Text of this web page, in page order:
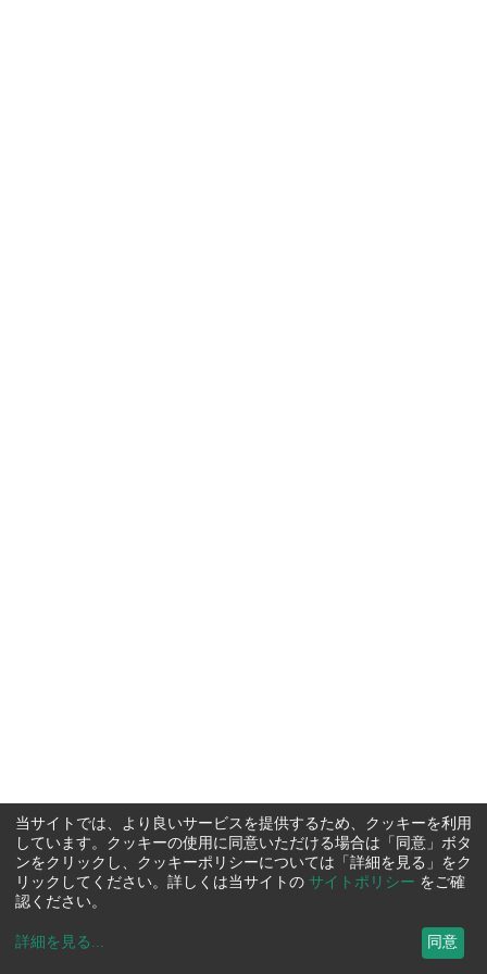
当サイトでは、より良いサービスを提供するため、クッキーを利用
しています。クッキーの使用に同意いただける場合は「同意」ボタ
ンをクリックし、クッキーポリシーについては「詳細を見る」をク
リックしてください。詳しくは当サイトの サイトポリシー をご確
認ください。
詳細を見る ... 同意